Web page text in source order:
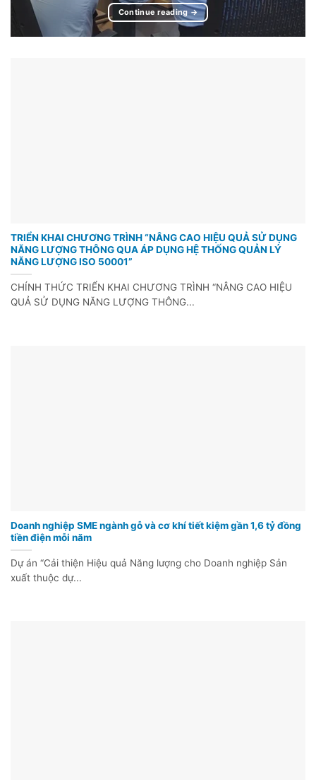
Continue reading →
TRIỂN KHAI CHƯƠNG TRÌNH “NÂNG CAO HIỆU QUẢ SỬ DỤNG
NĂNG LƯỢNG THÔNG QUA ÁP DỤNG HỆ THỐNG QUẢN LÝ
NĂNG LƯỢNG ISO 50001”
CHÍNH THỨC TRIỂN KHAI CHƯƠNG TRÌNH “NÂNG CAO HIỆU
QUẢ SỬ DỤNG NĂNG LƯỢNG THÔNG...
Doanh nghiệp SME ngành gỗ và cơ khí tiết kiệm gần 1,6 tỷ đồng
tiền điện mỗi năm
Dự án “Cải thiện Hiệu quả Năng lượng cho Doanh nghiệp Sản
xuất thuộc dự...